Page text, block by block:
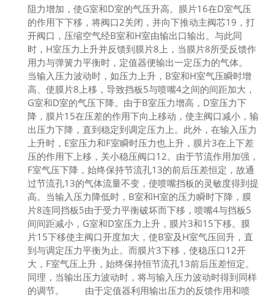
阻力增加，使G室和D室的气压升高。膜片16在D室气压
的作用下下移，将阀口2关闭，并向下推动主阀芯19，打
开阀口，压缩空气经B室和H室由输出口输出。与此同
时，H室压力上升并反馈到膜片8上，当膜片8所受反馈作
用力与弹簧力平衡时，定值器便输出一定压力的气体。
当输入压力波动时，如压力上升，B室和H室气压瞬时增
高、使膜片8上移，导致挡板5与喷嘴4之间的间距加大，
G室和D室的气压下降。由于B室压力增高，D室压力下
降，膜片15在压差的作用下向上移动，使主阀口减小，输
出压力下降，直到稳定到调定压力上。此外，在输入压力
上升时，E室压力和F室瞬时压力也上升，膜片3在上下差
压的作用下上移，关小稳压阀口12。由于节流作用加强，
F室气压下降，始终保持节流孔13的前后压差恒定，故通
过节流孔13的气体流量不变，使喷嘴挡板的灵敏度得到提
高。当输入压力降低时，B室和H室的压力瞬时下降，膜
片8连同挡板5由于受力平衡破坏而下移，喷嘴4与挡板5
间间距减小，G室和D室压力上升，膜片3和15下移。膜
片15下移使主阀口开度加大，使B室及H室气压回升，直
到与调定压力平衡为止。而膜片3下移，使稳压口12开
大，F室气压上升，始终保持恒节流孔13前后压差恒定。
同理，当输出压力波动时，将与输入压力波动时得到同样
的调节。 由于定值器利用输出压力的反馈作用和喷